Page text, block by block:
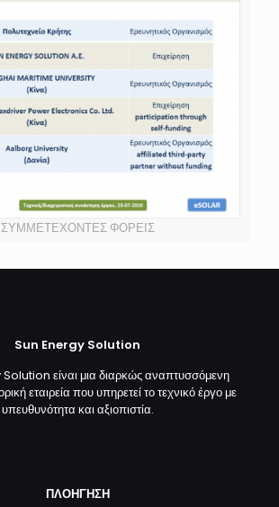
ΣΥΜΜΕΤΕΧΟΝΤΕΣ ΦΟΡΕΙΣ
Sun Energy Solution
είναι μια διαρκώς αναπτυσσόμενη
εταιρεία που υπηρετεί το τεχνικό έργο με
υπευθυνότητα και αξιοπιστία.
ΠΛΟΗΓΗΣΗ